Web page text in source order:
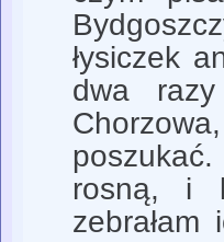
łysiczek
dwa
rosną, i